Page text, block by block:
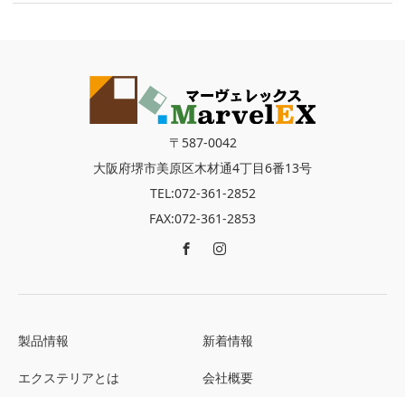
〒587-0042
大阪府堺市美原区木材通4丁目6番13号
TEL:072-361-2852
FAX:072-361-2853
製品情報
エクステリアとは
新着情報
会社概要